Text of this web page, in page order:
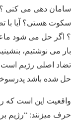
سامان دهی می کنی
سکوت هستی؟ آیا با
؟ اگر حل می شود
بار می نوشتیم،
تضاد اصلی رژیم است
حل شده باشد
واقعیت این است که
حرف میزنند: “رژیم